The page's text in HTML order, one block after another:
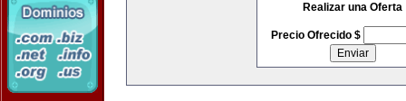
Realizar una Oferta
Precio Ofrecido $